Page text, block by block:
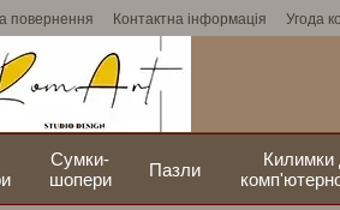
повернення Контактна інформація Угода
Сумки-
шопери
Пазли
Килимки